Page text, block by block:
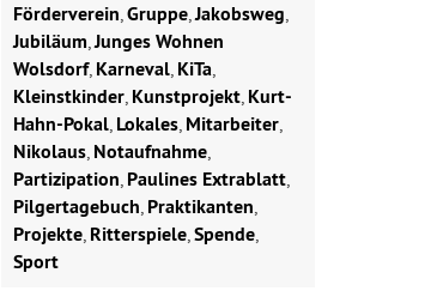
Förderverein,Gruppe,Jakobsweg,
Jubiläum,Junges Wohnen
Wolsdorf, Karneval, KiTa,
Kleinstkinder, Kunstprojekt, Kurt-
Hahn-Pokal, Lokales, Mitarbeiter,
Nikolaus, Notaufnahme,
Partizipation, Paulines Extrablatt,
Pilgertagebuch, Praktikanten,
Projekte, Ritterspiele,Spende,
Sport